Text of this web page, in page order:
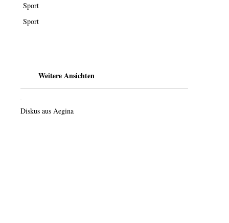
Sport
Sport
Weitere Ansichten
Diskus aus Aegina